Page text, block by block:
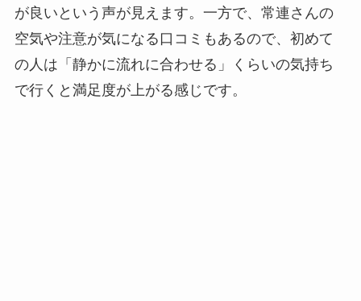
が良いという声が見えます。一方で、常連さんの
空気や注意が気になる口コミもあるので、初めて
の人は「静かに流れに合わせる」くらいの気持ち
で行くと満足度が上がる感じです。